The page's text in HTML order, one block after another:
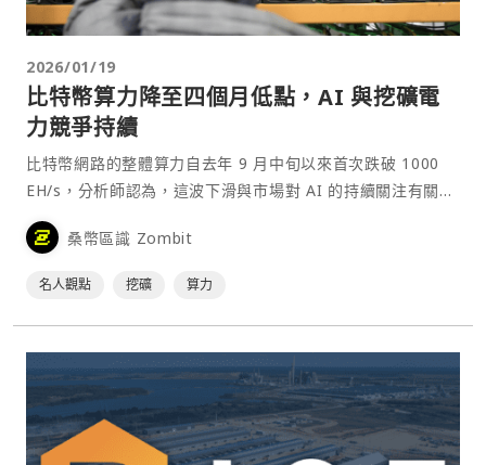
2026/01/19
比特幣算力降至四個月低點，AI 與挖礦電
力競爭持續
比特幣網路的整體算力自去年 9 月中旬以來首次跌破 1000
EH/s，分析師認為，這波下滑與市場對 AI 的持續關注有關。
根據 Hashrate Index 的⋯
桑幣區識 Zombit
名人觀點 挖礦 算力